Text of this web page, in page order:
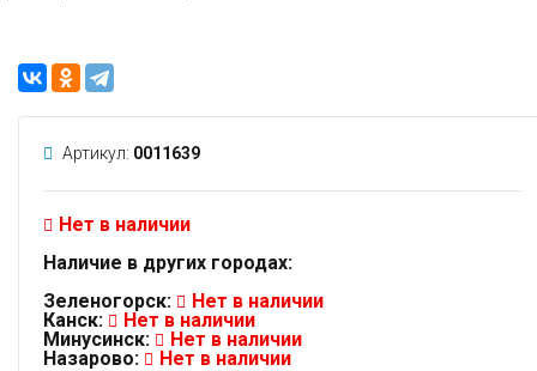
Артикул: 0011639
Нет в наличии
Наличие в других городах:
Зеленогорск:
Нет в наличии
Канск:
Нет в наличии
Минусинск:
Нет в наличии
Назарово:
Нет в наличии